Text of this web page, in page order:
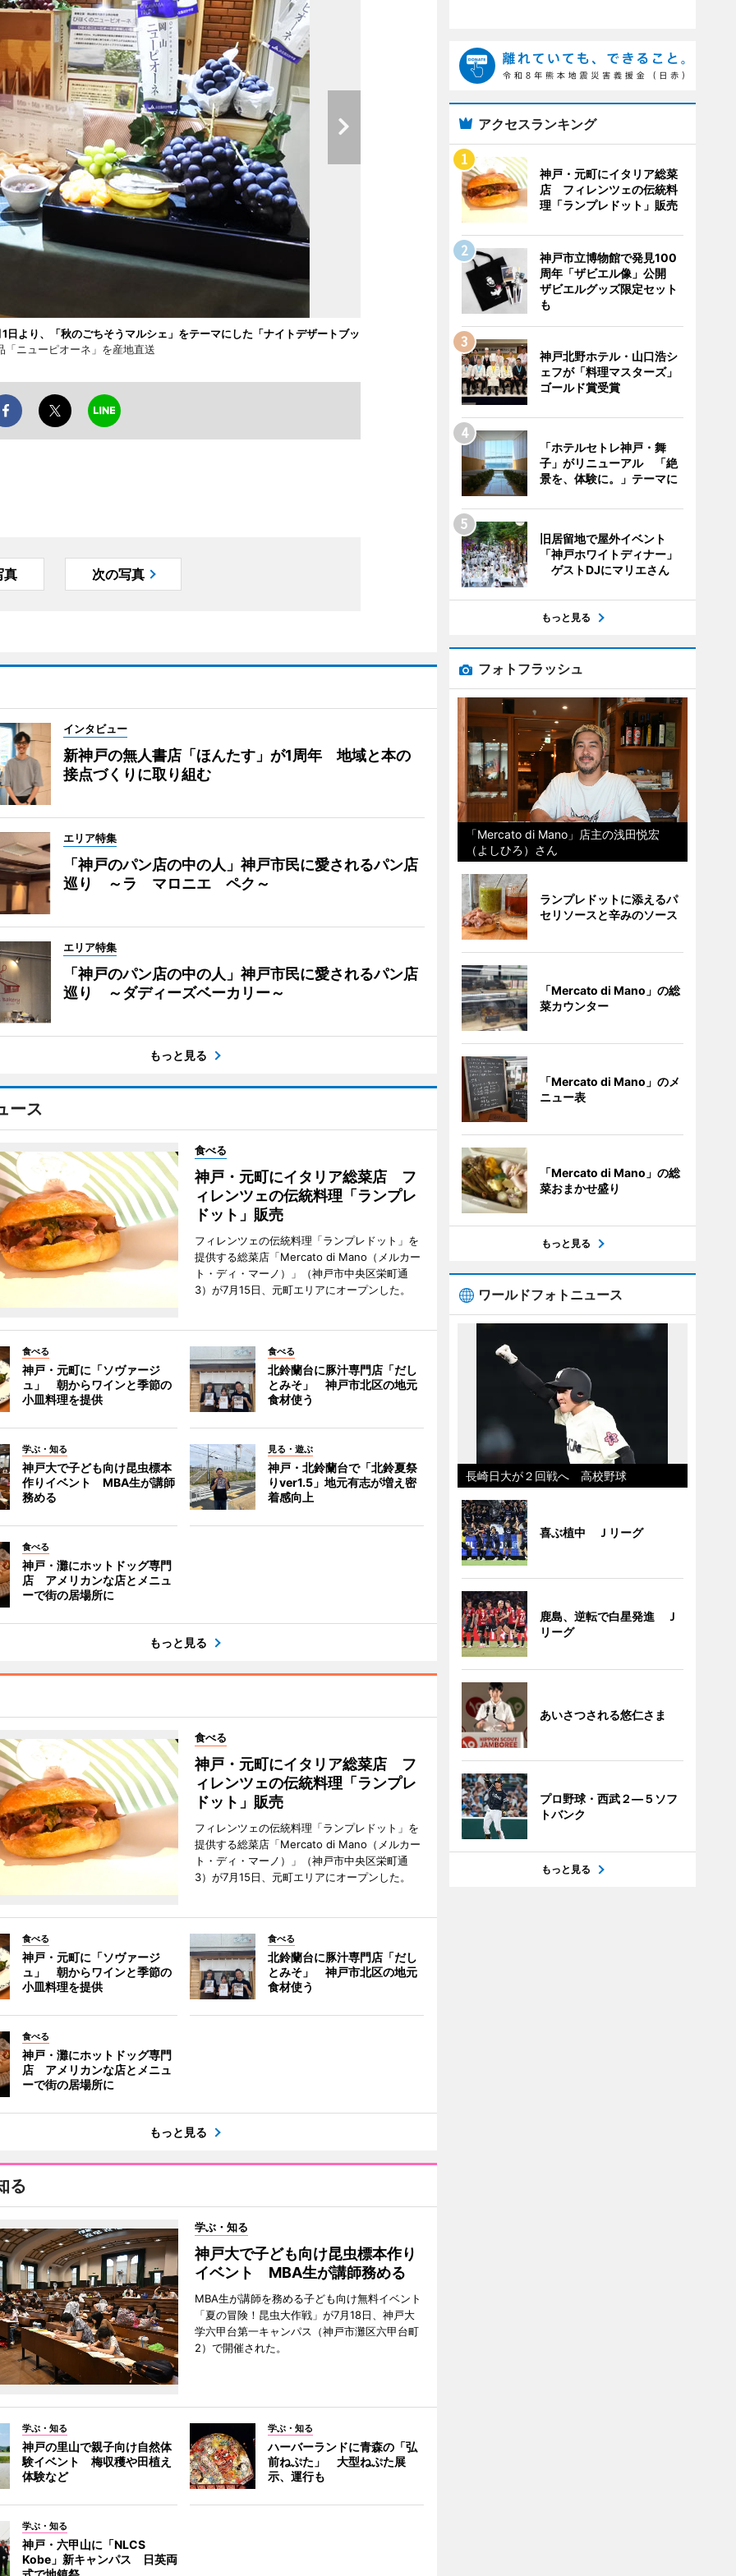
より、「秋のごちそうマルシェ」をテーマにした「ナイトデザートブッ
「ニューピオーネ」を産地直送
真 次の写真
インタビュー
新神戸の無人書店「ほんたす」が1周年 地域と本の
接点づくりに取り組む
エリア特集
「神戸のパン店の中の人」神戸市民に愛されるパン店
巡り ～ラ マロニエ ペク～
エリア特集
「神戸のパン店の中の人」神戸市民に愛されるパン店
巡り ～ダディーズベーカリー～
もっと見る
ース
食べる
神戸・元町にイタリア総菜店 フ
ィレンツェの伝統料理「ランプレ
ドット」販売
フィレンツェの伝統料理「ランプレドット」を
提供する総菜店「Mercato di Mano（メルカー
ト・ディ・マーノ）」（神戸市中央区栄町通
3）が7月15日、元町エリアにオープンした。
食べる
神戸・元町に「ソヴァージ
ュ」 朝からワインと季節の
小皿料理を提供
食べる
北鈴蘭台に豚汁専門店「だし
とみそ」 神戸市北区の地元
食材使う
学ぶ・知る
神戸大で子ども向け昆虫標本
作りイベント MBA生が講師
務める
見る・遊ぶ
神戸・北鈴蘭台で「北鈴夏祭
りver1.5」地元有志が増え密
着感向上
食べる
神戸・灘にホットドッグ専門
店 アメリカンな店とメニュ
ーで街の居場所に
もっと見る
食べる
神戸・元町にイタリア総菜店 フ
ィレンツェの伝統料理「ランプレ
ドット」販売
フィレンツェの伝統料理「ランプレドット」を
提供する総菜店「Mercato di Mano（メルカー
ト・ディ・マーノ）」（神戸市中央区栄町通
3）が7月15日、元町エリアにオープンした。
食べる
神戸・元町に「ソヴァージ
ュ」 朝からワインと季節の
小皿料理を提供
食べる
北鈴蘭台に豚汁専門店「だし
とみそ」 神戸市北区の地元
食材使う
食べる
神戸・灘にホットドッグ専門
店 アメリカンな店とメニュ
ーで街の居場所に
もっと見る
る
学ぶ・知る
神戸大で子ども向け昆虫標本作り
イベント MBA生が講師務める
MBA生が講師を務める子ども向け無料イベント
「夏の冒険！昆虫大作戦」が7月18日、神戸大
学六甲台第一キャンパス（神戸市灘区六甲台町
2）で開催された。
学ぶ・知る
神戸の里山で親子向け自然体
験イベント 梅収穫や田植え
体験など
学ぶ・知る
ハーバーランドに青森の「弘
前ねぷた」 大型ねぷた展
示、運行も
学ぶ・知る
神戸・六甲山に「NLCS
Kobe」新キャンパス 日英両
アクセスランキング
神戸・元町にイタリア総菜
店 フィレンツェの伝統料
理「ランプレドット」販売
神戸市立博物館で発見100
周年「ザビエル像」公開
ザビエルグッズ限定セット
も
神戸北野ホテル・山口浩シ
ェフが「料理マスターズ」
ゴールド賞受賞
「ホテルセトレ神戸・舞
子」がリニューアル 「絶
景を、体験に。」テーマに
旧居留地で屋外イベント
「神戸ホワイトディナー」
ゲストDJにマリエさん
もっと見る
フォトフラッシュ
「Mercato di Mano」店主の浅田悦宏
（よしひろ）さん
ランプレドットに添えるパ
セリソースと辛みのソース
「Mercato di Mano」の総
菜カウンター
「Mercato di Mano」のメ
ニュー表
「Mercato di Mano」の総
菜おまかせ盛り
もっと見る
ワールドフォトニュース
長崎日大が２回戦へ 高校野球
喜ぶ植中 Ｊリーグ
鹿島、逆転で白星発進 Ｊ
リーグ
あいさつされる悠仁さま
プロ野球・西武２―５ソフ
トバンク
もっと見る